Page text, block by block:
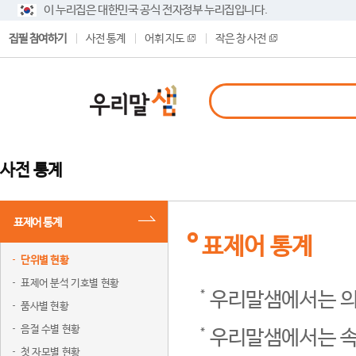
이 누리집은 대한민국 공식 전자정부 누리집입니다.
집필 참여하기 사전 통계 어휘 지도 작은 창 사전
사전 통계
표제어 통계
단위별 현황
표제어 분석 기호별 현황
품사별 현황
음절 수별 현황
첫 자모별 현황
표제어 통계
우리말샘에서는
우리말샘에서는